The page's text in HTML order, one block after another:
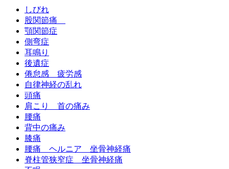
しびれ
股関節痛
顎関節症
側弯症
耳鳴り
後遺症
倦怠感 疲労感
自律神経の乱れ
頭痛
肩こり 首の痛み
腰痛
背中の痛み
膝痛
腰痛 ヘルニア 坐骨神経痛
脊柱管狭窄症 坐骨神経痛